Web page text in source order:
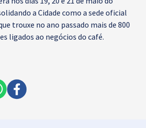
a Cidade como a sede oficial
trouxe no ano passado mais de 800
ligados ao negócios do café.